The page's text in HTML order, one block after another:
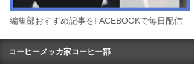
編集部おすすめ記事をFACEBOOKで毎日配信
コーヒーメッカ家コーヒー部